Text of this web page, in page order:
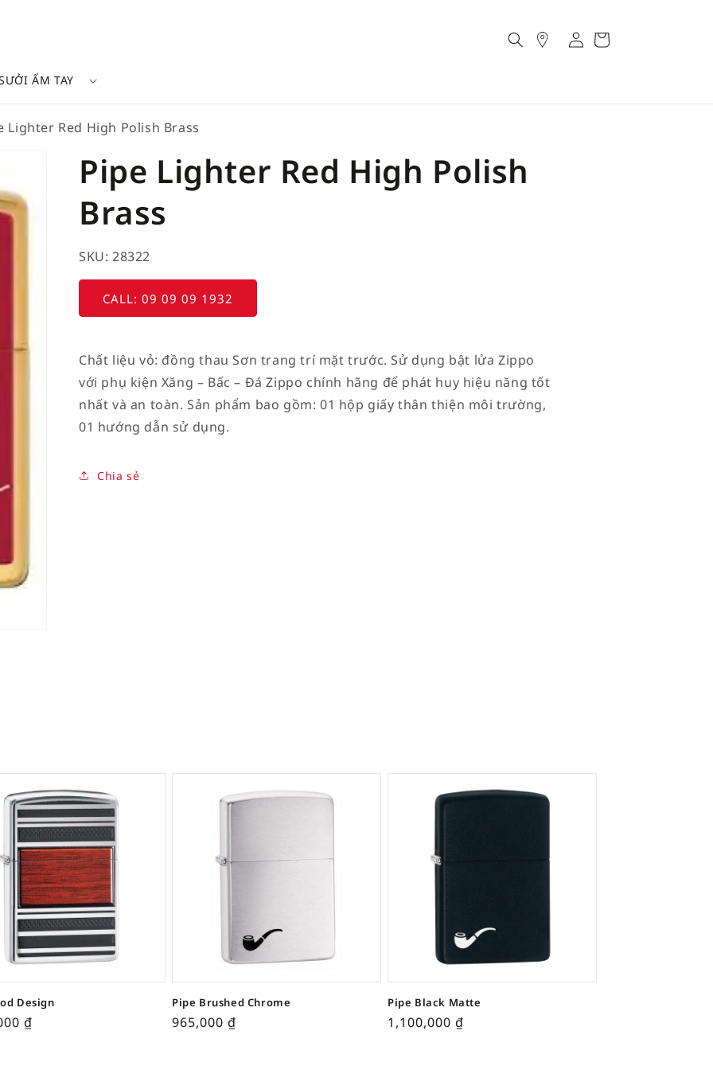
ẤM TAY
AccountCart
Lighter Red High Polish Brass
Pipe Lighter Red High Polish
Brass
SKU: 28322
CALL: 09 09 09 1932
Chất liệu vỏ: đồng thau Sơn trang trí mặt trước. Sử dụng bật lửa Zippo
với phụ kiện Xăng – Bấc – Đá Zippo chính hãng để phát huy hiệu năng tốt
nhất và an toàn. Sản phẩm bao gồm: 01 hộp giấy thân thiện môi trường,
01 hướng dẫn sử dụng.
Chia sẻ
Design
₫
Pipe Brushed Chrome
965,000 ₫
Pipe Black Matte
1,100,000 ₫